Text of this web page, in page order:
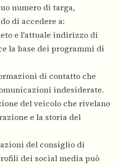
numero di targa,
di accedere a:
e l'attuale indirizzo di
la base dei programmi di
di contatto che
indesiderate.
del veicolo che rivelano
e la storia del
del consiglio di
dei social media può